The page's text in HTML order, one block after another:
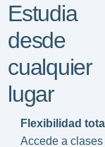
Estudia
desde
cualquier
lugar
Flexibilidad
Accede a clases